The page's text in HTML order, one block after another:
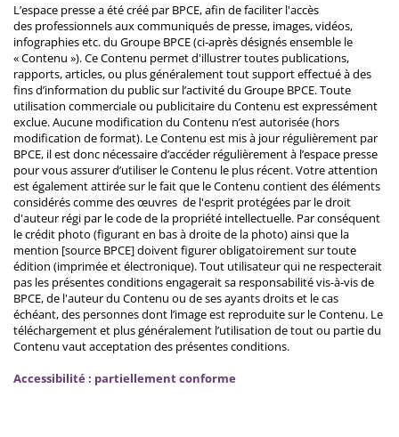
L’espace presse a été créé par BPCE, afin de faciliter l'accès
des professionnels aux communiqués de presse, images, vidéos,
infographies etc. du Groupe BPCE (ci-après désignés ensemble le
« Contenu »). Ce Contenu permet d'illustrer toutes publications,
rapports, articles, ou plus généralement tout support effectué à des
fins d’information du public sur l’activité du Groupe BPCE. Toute
utilisation commerciale ou publicitaire du Contenu est expressément
exclue. Aucune modification du Contenu n’est autorisée (hors
modification de format). Le Contenu est mis à jour régulièrement par
BPCE, il est donc nécessaire d’accéder régulièrement à l’espace presse
pour vous assurer d’utiliser le Contenu le plus récent. Votre attention
est également attirée sur le fait que le Contenu contient des éléments
considérés comme des œuvres de l'esprit protégées par le droit
d'auteur régi par le code de la propriété intellectuelle. Par conséquent
le crédit photo (figurant en bas à droite de la photo) ainsi que la
mention [source BPCE] doivent figurer obligatoirement sur toute
édition (imprimée et électronique). Tout utilisateur qui ne respecterait
pas les présentes conditions engagerait sa responsabilité vis-à-vis de
BPCE, de l'auteur du Contenu ou de ses ayants droits et le cas
échéant, des personnes dont l’image est reproduite sur le Contenu. Le
téléchargement et plus généralement l’utilisation de tout ou partie du
Contenu vaut acceptation des présentes conditions.
Accessibilité : partiellement conforme